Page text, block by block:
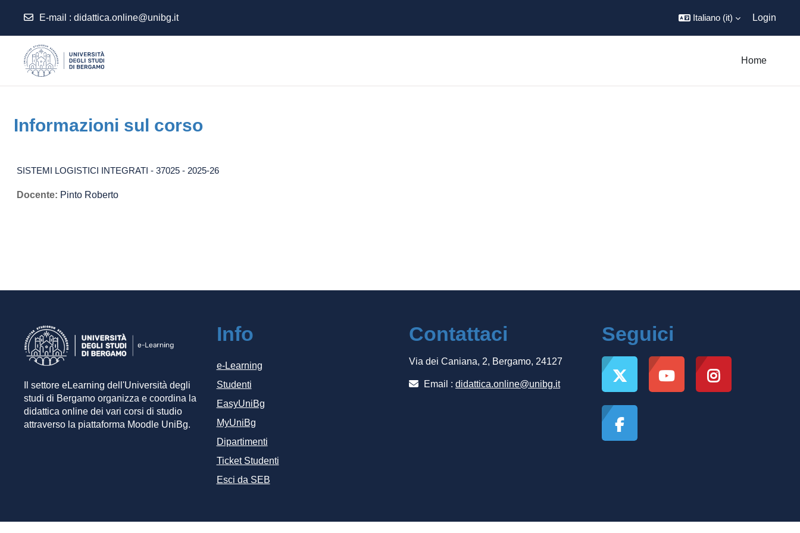
E-mail : didattica.online@unibg.it Italiano ‎(it)‎ Login
Home
Informazioni sul corso
SISTEMI LOGISTICI INTEGRATI - 37025 - 2025-26
Docente: Pinto Roberto
Il settore eLearning dell'Università degli
studi di Bergamo organizza e coordina la
didattica online dei vari corsi di studio
attraverso la piattaforma Moodle UniBg.
Info
e-Learning
Studenti
EasyUniBg
MyUniBg
Dipartimenti
Ticket Studenti
Esci da SEB
Contattaci
Via dei Caniana, 2, Bergamo, 24127
Email : didattica.online@unibg.it
Seguici